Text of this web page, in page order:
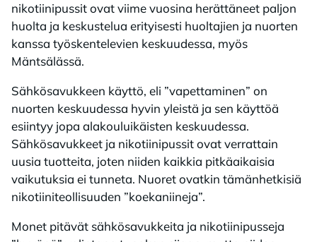
nikotiinipussit ovat viime vuosina herättäneet paljon
huolta ja keskustelua erityisesti huoltajien ja nuorten
kanssa työskentelevien keskuudessa, myös
Mäntsälässä.
Sähkösavukkeen käyttö, eli ”vapettaminen” on
nuorten keskuudessa hyvin yleistä ja sen käyttöä
esiintyy jopa alakouluikäisten keskuudessa.
Sähkösavukkeet ja nikotiinipussit ovat verrattain
uusia tuotteita, joten niiden kaikkia pitkäaikaisia
vaikutuksia ei tunneta. Nuoret ovatkin tämänhetkisiä
nikotiiniteollisuuden ”koekaniineja”.
Monet pitävät sähkösavukkeita ja nikotiinipusseja